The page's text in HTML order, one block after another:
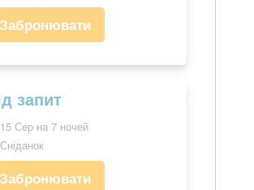
Забронювати
запит
15 Сер на 7 ночей
Сніданок
Забронювати